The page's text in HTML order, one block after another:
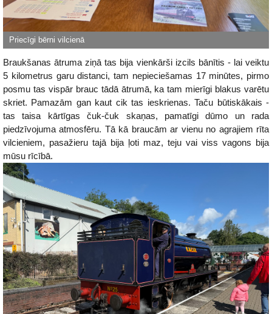
Braukšanas ātruma ziņā tas bija vienkārši izcils bānītis - lai veiktu
5 kilometrus garu distanci, tam nepieciešamas 17 minūtes, pirmo
posmu tas vispār brauc tādā ātrumā, ka tam mierīgi blakus varētu
skriet. Pamazām gan kaut cik tas ieskrienas. Taču būtiskākais -
tas taisa kārtīgas čuk-čuk skaņas, pamatīgi dūmo un rada
piedzīvojuma atmosfēru. Tā kā braucām ar vienu no agrajiem rīta
vilcieniem, pasažieru tajā bija ļoti maz, teju vai viss vagons bija
mūsu rīcībā.